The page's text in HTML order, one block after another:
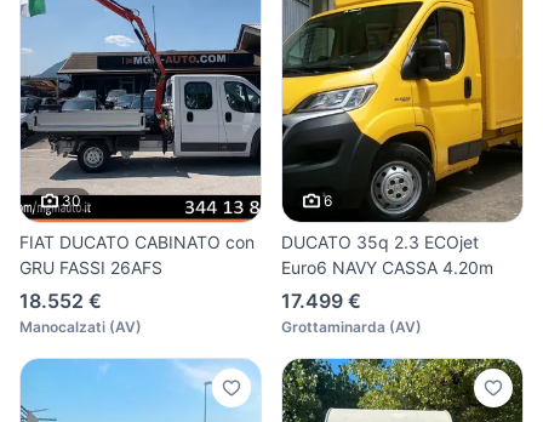
30
FIAT DUCATO CABINATO con
GRU FASSI 26AFS
18.552 €
Manocalzati (AV)
6
DUCATO 35q 2.3 ECOjet
Euro6 NAVY CASSA 4.20m
17.499 €
Grottaminarda (AV)